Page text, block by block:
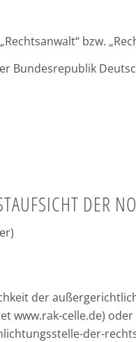
bzw.
Bundesrepublik
DER
der
www.rak-celle.de) oder
der-